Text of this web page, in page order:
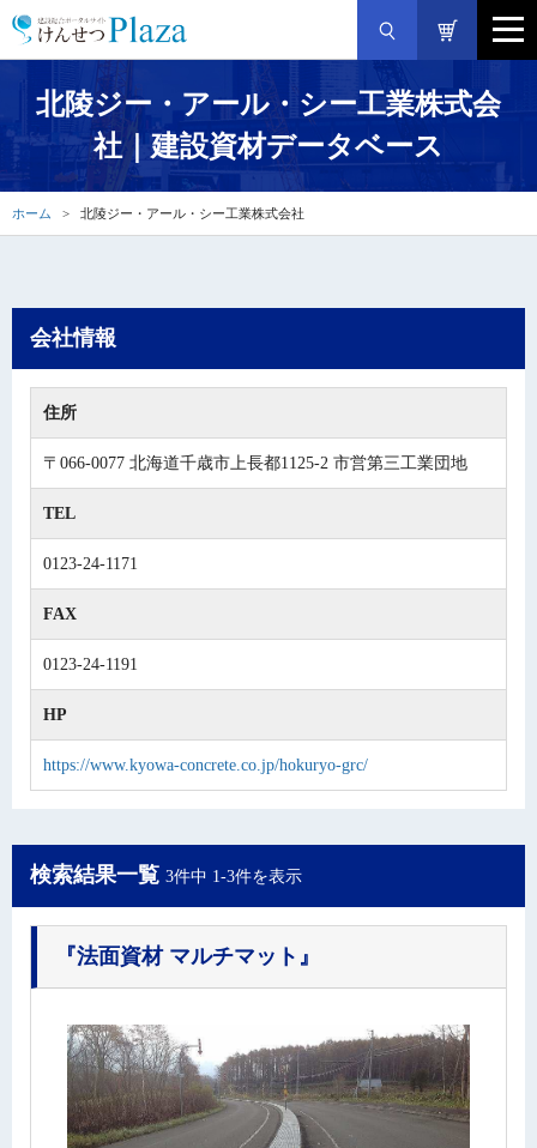
北陵ジー・アール・シー工業株式会
社｜建設資材データベース
ホーム 北陵ジー・アール・シー工業株式会社
会社情報
住所
〒066-0077 北海道千歳市上長都1125-2 市営第三工業団地
TEL
0123-24-1171
FAX
0123-24-1191
HP
https://www.kyowa-concrete.co.jp/hokuryo-grc/
検索結果一覧 3件中 1-3件を表示
『法面資材 マルチマット』